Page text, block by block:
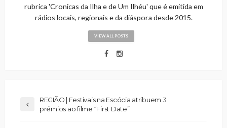
rubrica 'Cronicas da Ilha e de Um Ilhéu' que é emitida em
rádios locais, regionais e da diáspora desde 2015.
VIEW ALL POSTS
REGIÃO | Festivais na Escócia atribuem 3
prémios ao filme “First Date”